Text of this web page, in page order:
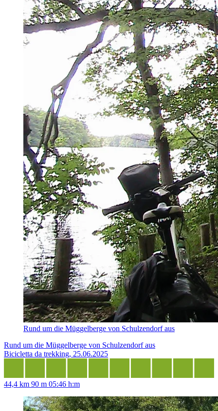
Rund um die Müggelberge von Schulzendorf aus
Rund um die Müggelberge von Schulzendorf aus
Bicicletta da trekking, 25.06.2025
44,4 km 90 m 05:46 h:m